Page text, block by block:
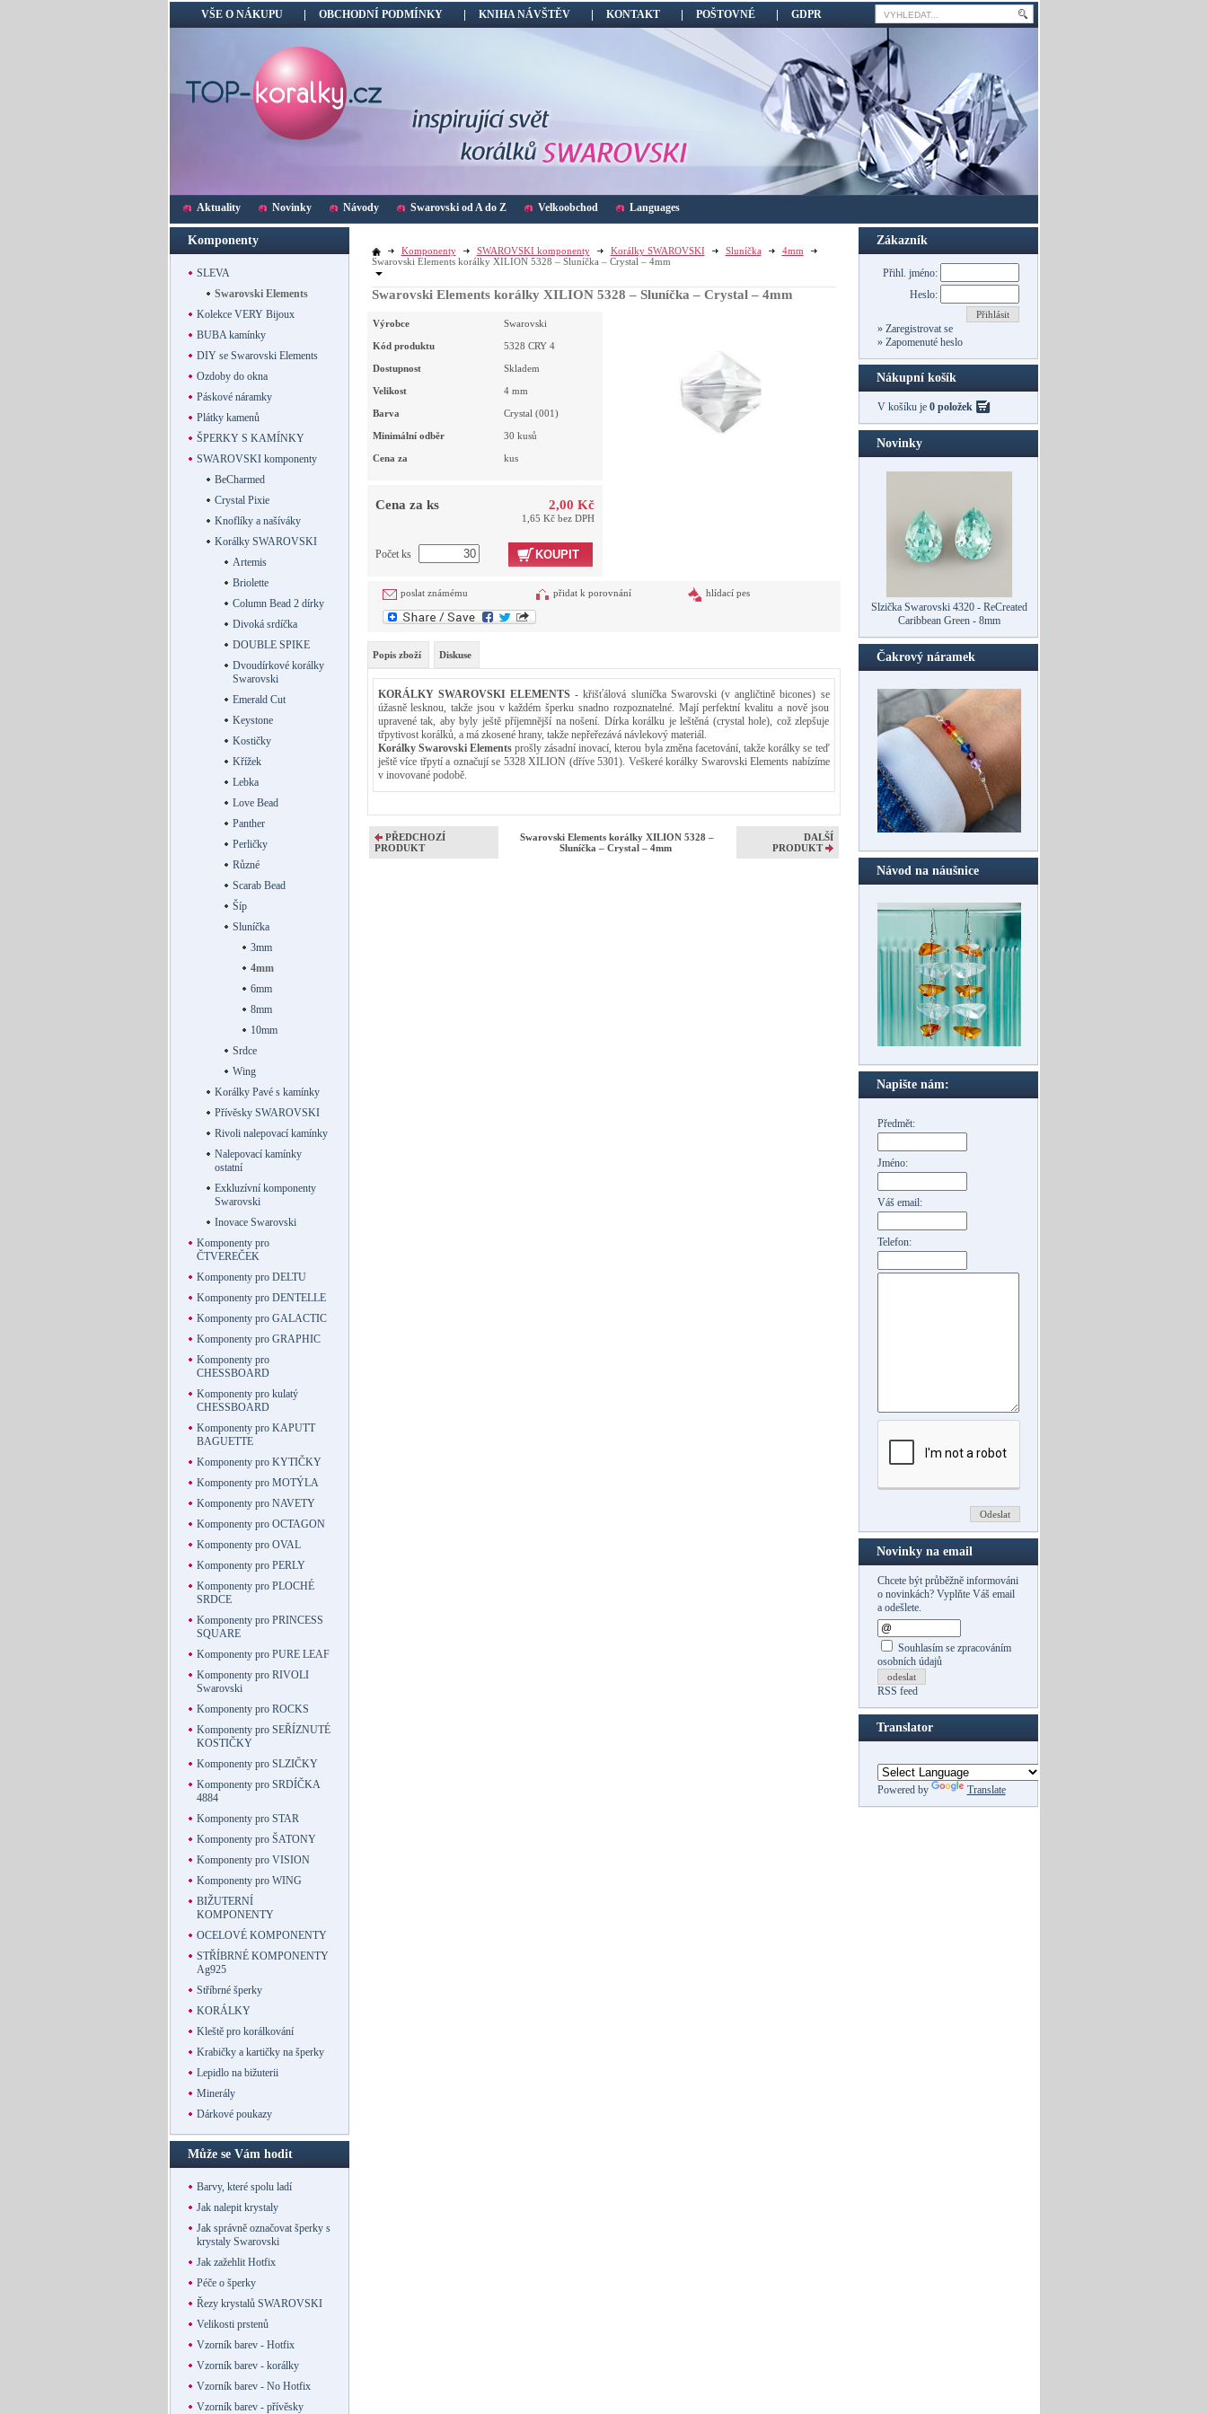
VŠE O NÁKUPU OBCHODNÍ PODMÍNKY KNIHA NÁVŠTĚV KONTAKT POŠTOVNÉ GDPR
Aktuality Novinky Návody Swarovski od A do Z Velkoobchod Languages
Komponenty
SLEVA
Swarovski Elements
Kolekce VERY Bijoux
BUBA kamínky
DIY se Swarovski Elements
Ozdoby do okna
Páskové náramky
Plátky kamenů
ŠPERKY S KAMÍNKY
SWAROVSKI komponenty
BeCharmed
Crystal Pixie
Knoflíky a našíváky
Korálky SWAROVSKI
Artemis
Briolette
Column Bead 2 dírky
Divoká srdíčka
DOUBLE SPIKE
Dvoudírkové korálky
Swarovski
Emerald Cut
Keystone
Kostičky
Křížek
Lebka
Love Bead
Panther
Perličky
Různé
Scarab Bead
Šíp
Sluníčka
3mm
4mm
6mm
8mm
10mm
Srdce
Wing
Korálky Pavé s kamínky
Přívěsky SWAROVSKI
Rivoli nalepovací kamínky
Nalepovací kamínky
ostatní
Exkluzívní komponenty
Swarovski
Inovace Swarovski
Komponenty pro
ČTVEREČEK
Komponenty pro DELTU
Komponenty pro DENTELLE
Komponenty pro GALACTIC
Komponenty pro GRAPHIC
Komponenty pro
CHESSBOARD
Komponenty pro kulatý
CHESSBOARD
Komponenty pro KAPUTT
BAGUETTE
Komponenty pro KYTIČKY
Komponenty pro MOTÝLA
Komponenty pro NAVETY
Komponenty pro OCTAGON
Komponenty pro OVAL
Komponenty pro PERLY
Komponenty pro PLOCHÉ
SRDCE
Komponenty pro PRINCESS
SQUARE
Komponenty pro PURE LEAF
Komponenty pro RIVOLI
Swarovski
Komponenty pro ROCKS
Komponenty pro SEŘÍZNUTÉ
KOSTIČKY
Komponenty pro SLZIČKY
Komponenty pro SRDÍČKA
4884
Komponenty pro STAR
Komponenty pro ŠATONY
Komponenty pro VISION
Komponenty pro WING
BIŽUTERNÍ
KOMPONENTY
OCELOVÉ KOMPONENTY
STŘÍBRNÉ KOMPONENTY
Ag925
Stříbrné šperky
KORÁLKY
Kleště pro korálkování
Krabičky a kartičky na šperky
Lepidlo na bižuterii
Minerály
Dárkové poukazy
Může se Vám hodit
Barvy, které spolu ladí
Jak nalepit krystaly
Jak správně označovat šperky s
krystaly Swarovski
Jak zažehlit Hotfix
Péče o šperky
Řezy krystalů SWAROVSKI
Velikosti prstenů
Vzorník barev - Hotfix
Vzorník barev - korálky
Vzorník barev - No Hotfix
Vzorník barev - přívěsky
Komponenty SWAROVSKI komponenty Korálky SWAROVSKI Sluníčka
4mm
Swarovski Elements korálky XILION 5328 – Sluníčka – Crystal – 4mm
Swarovski Elements korálky XILION 5328 – Sluníčka – Crystal – 4mm
Výrobce Swarovski
Kód produktu 5328 CRY 4
Dostupnost Skladem
Velikost 4mm
Barva Crystal (001)
Minimální odběr 30 kusů
Cena za kus
Cena za ks 2,00 Kč
1,65 Kč bez DPH
Počet ks KOUPIT
poslat známému přidat k porovnání hlídací pes
Popis zboží Diskuse
KORÁLKY SWAROVSKI ELEMENTS - křišťálová sluníčka Swarovski (v angličtině bicones) se
úžasně lesknou, takže jsou v každém šperku snadno rozpoznatelné. Mají perfektní kvalitu a nově jsou
upravené tak, aby byly ještě příjemnější na nošení. Dírka korálku je leštěná (crystal hole), což zlepšuje
třpytivost korálků, a má zkosené hrany, takže nepřeřezává návlekový materiál.
Korálky Swarovski Elements prošly zásadní inovací, kterou byla změna facetování, takže korálky se teď
ještě více třpytí a označují se 5328 XILION (dříve 5301). Veškeré korálky Swarovski Elements nabízíme
v inovované podobě.
PŘEDCHOZÍ
PRODUKT
Swarovski Elements korálky XILION 5328 –
Sluníčka – Crystal – 4mm
DALŠÍ
PRODUKT
Zákazník
Přihl. jméno:
Heslo:
Přihlásit
»Zaregistrovat se
»Zapomenuté heslo
Nákupní košík
V košíku je 0 položek
Novinky
Slzička Swarovski 4320 - ReCreated
Caribbean Green - 8mm
Čakrový náramek
Návod na náušnice
Napište nám:
Předmět:
Jméno:
Váš email:
Telefon:
Novinky na email
Chcete být průběžně informováni
o novinkách? Vyplňte Váš email
a odešlete.
Souhlasím se zpracováním
osobních údajů
odeslat
RSS feed
Translator
Powered by Translate